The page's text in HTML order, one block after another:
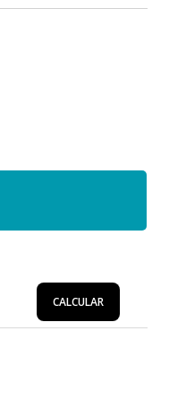
CALCULAR